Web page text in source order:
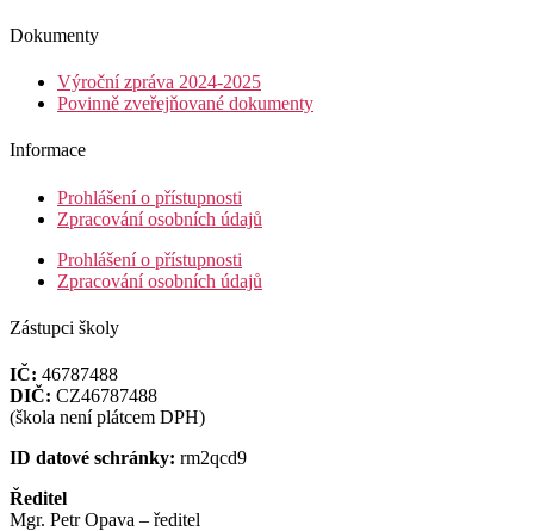
Dokumenty
Výroční zpráva 2024-2025
Povinně zveřejňované dokumenty
Informace
Prohlášení o přístupnosti
Zpracování osobních údajů
Prohlášení o přístupnosti
Zpracování osobních údajů
Zástupci školy
IČ: 46787488
DIČ: CZ46787488
(škola není plátcem DPH)
ID datové schránky: rm2qcd9
Ředitel
Mgr. Petr Opava – ředitel